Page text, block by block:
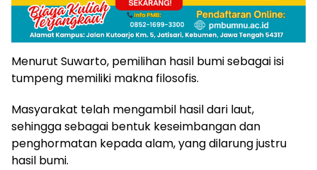
Menurut Suwarto, pemilihan hasil bumi sebagai isi
tumpeng memiliki makna filosofis.
Masyarakat telah mengambil hasil dari laut,
sehingga sebagai bentuk keseimbangan dan
penghormatan kepada alam, yang dilarung justru
hasil bumi.